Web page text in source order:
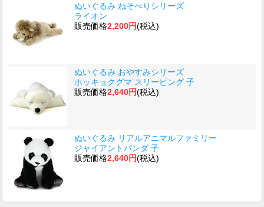
ぬいぐるみ ねそべりシリーズ
ライオン
販売価格2,200円(税込)
ぬいぐるみ おやすみシリーズ
ホッキョクグマ スリーピング 子
販売価格2,640円(税込)
ぬいぐるみ リアルアニマルファミリー
ジャイアントパンダ 子
販売価格2,640円(税込)